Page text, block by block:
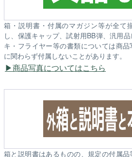
箱・説明書・付属のマガジン等が全て
し、保護キャップ、試射用BB弾、汎用
キ・フライヤー等の書類については商
に関わらず付属しないことがあります。
商品写真についてはこちら
箱と説明書はあるものの、規定の付属